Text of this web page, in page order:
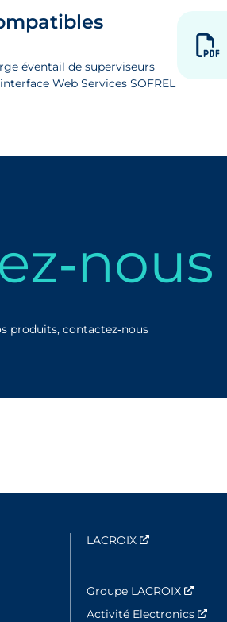
éventail de superviseurs
Web Services SOFREL
produits, contactez‑nous
LACROIX Nouvelle
Groupe LACROIX
Activité Electronics